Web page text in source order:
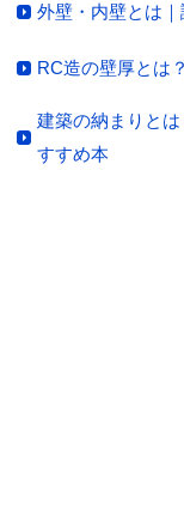
外壁・内壁とは
RC造の壁厚とは
建築の納まりと
すすめ本